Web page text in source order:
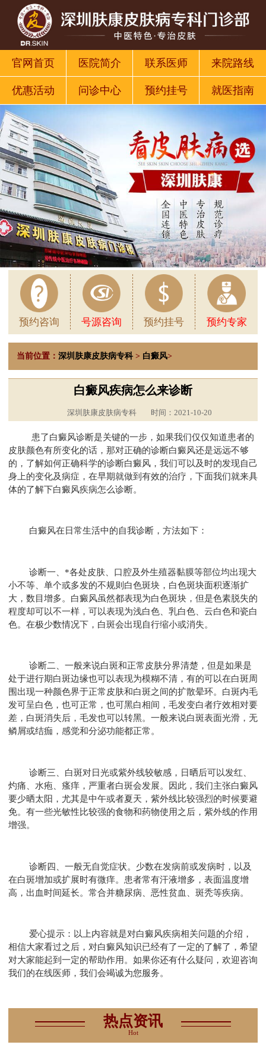
官网首页 医院简介 联系医师 来院路线
优惠活动 问诊中心 预约挂号 就医指南
预约咨询 号源咨询 预约挂号 预约专家
当前位置： 深圳肤康皮肤病专科 > 白癜风>
白癜风疾病怎么来诊断
深圳肤康皮肤病专科 时间：2021-10-20
患了白癜风诊断是关键的一步，如果我们仅仅知道患者的
皮肤颜色有所变化的话，那对正确的诊断白癜风还是远远不够
的，了解如何正确科学的诊断白癜风，我们可以及时的发现自己
身上的变化及病症，在早期就做到有效的治疗，下面我们就来具
体的了解下白癜风疾病怎么诊断。
白癜风在日常生活中的自我诊断，方法如下：
诊断一、*各处皮肤、口腔及外生殖器黏膜等部位均出现大
小不等、单个或多发的不规则白色斑块，白色斑块面积逐渐扩
大，数目增多。白癜风虽然都表现为白色斑块，但是色素脱失的
程度却可以不一样，可以表现为浅白色、乳白色、云白色和瓷白
色。在极少数情况下，白斑会出现自行缩小或消失。
诊断二、一般来说白斑和正常皮肤分界清楚，但是如果是
处于进行期白斑边缘也可以表现为模糊不清，有的可以在白斑周
围出现一种颜色界于正常皮肤和白斑之间的扩散晕环。白斑内毛
发可呈白色，也可正常，也可黑白相间，毛发变白者疗效相对要
差，白斑消失后，毛发也可以转黑。一般来说白斑表面光滑，无
鳞屑或结痂，感觉和分泌功能都正常。
诊断三、白斑对日光或紫外线较敏感，日晒后可以发红、
灼痛、水疱、瘙痒，严重者白斑会发展。因此，我们主张白癜风
要少晒太阳，尤其是中午或者夏天，紫外线比较强烈的时候要避
免。有一些光敏性比较强的食物和药物使用之后，紫外线的作用
增强。
诊断四、一般无自觉症状。少数在发病前或发病时，以及
在白斑增加或扩展时有微痒。患者常有汗液增多，表面温度增
高，出血时间延长。常合并糖尿病、恶性贫血、斑秃等疾病。
爱心提示：以上内容就是对白癜风疾病相关问题的介绍，
相信大家看过之后，对白癜风知识已经有了一定的了解了，希望
对大家能起到一定的帮助作用。如果你还有什么疑问，欢迎咨询
我们的在线医师，我们会竭诚为您服务。
热点资讯
Hot